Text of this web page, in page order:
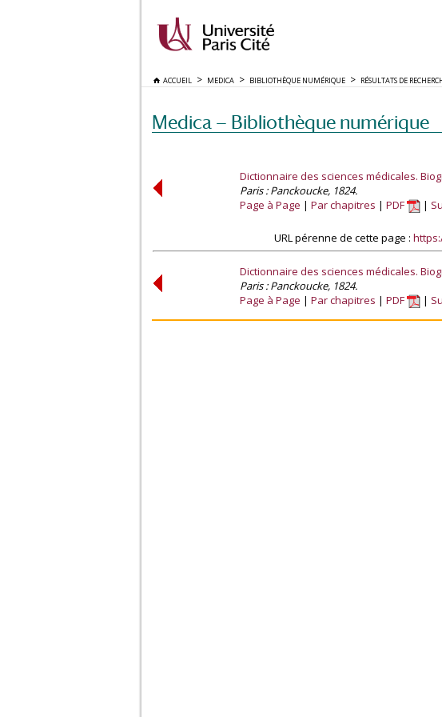
ACCUEIL MEDICA BIBLIOTHÈQUE NUMÉRIQUE RÉSULTATS DE
Medica — Bibliothèque numérique
Dictionnaire des sciences médicales.
Paris : Panckoucke, 1824.
Page à Page
Par chapitres PDF
URL pérenne de cette page :
Dictionnaire des sciences médicales.
Paris : Panckoucke, 1824.
Page à Page
Par chapitres PDF